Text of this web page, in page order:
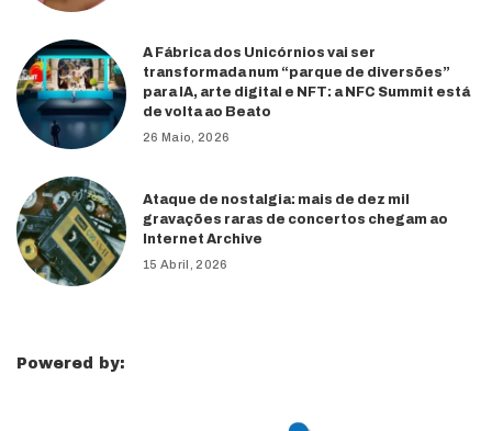
A Fábrica dos Unicórnios vai ser
transformada num “parque de diversões”
para IA, arte digital e NFT: a NFC Summit está
de volta ao Beato
26 Maio, 2026
Ataque de nostalgia: mais de dez mil
gravações raras de concertos chegam ao
Internet Archive
15 Abril, 2026
Powered by: